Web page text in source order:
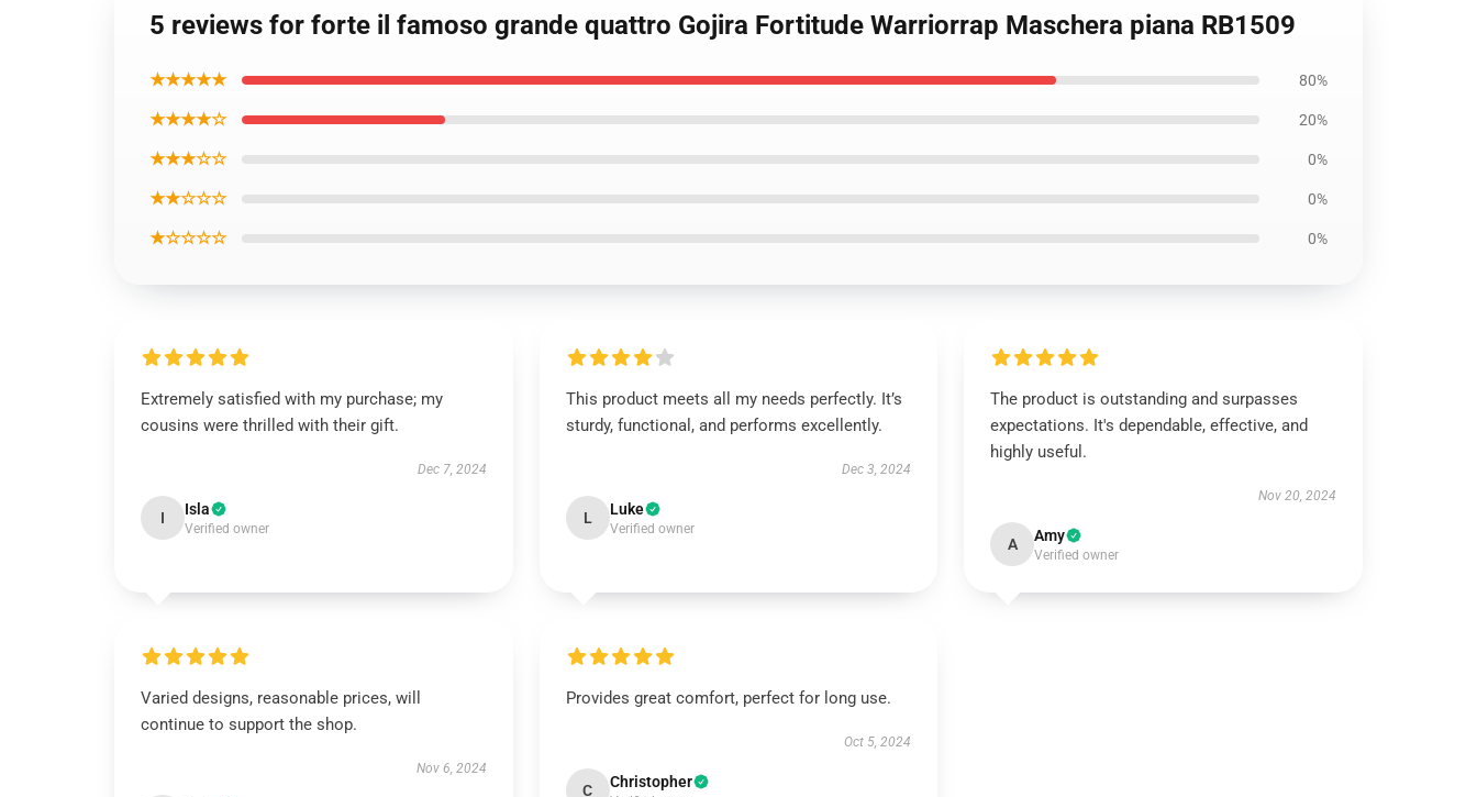
5 reviews for forte il famoso grande quattro Gojira Fortitude Warriorrap Maschera piana RB1509
★★★★★ 80%
★★★★☆ 20%
★★★☆☆ 0%
★★☆☆☆ 0%
★☆☆☆☆ 0%
Extremely satisfied with my purchase; my
cousins were thrilled with their gift.
Dec 7, 2024
I Isla
Verified owner
This product meets all my needs perfectly. It’s
sturdy, functional, and performs excellently.
Dec 3, 2024
L Luke
Verified owner
The product is outstanding and surpasses
expectations. It's dependable, effective, and
highly useful.
Nov 20, 2024
A Amy
Verified owner
Varied designs, reasonable prices, will
continue to support the shop.
Nov 6, 2024
Provides great comfort, perfect for long use.
Oct 5, 2024
C Christopher